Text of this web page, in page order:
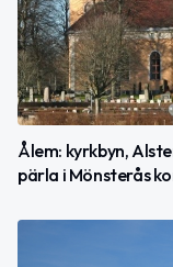
Ålem: kyrkbyn,
pärla i Mönsterås